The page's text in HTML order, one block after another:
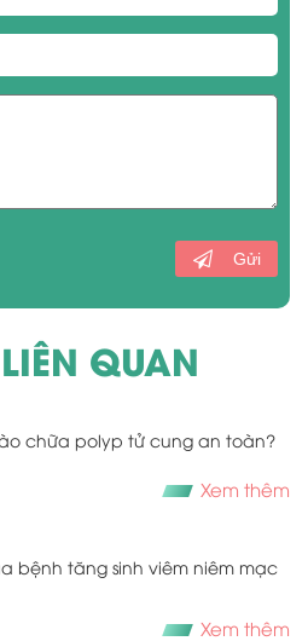
Gửi
QUAN
chữa polyp tử cung an toàn?
Xem thêm
bệnh tăng sinh viêm niêm mạc
Xem thêm